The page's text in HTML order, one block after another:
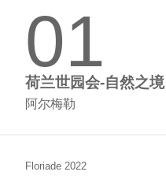
01
荷兰世园会-自然之境
阿尔梅勒
Floriade 2022